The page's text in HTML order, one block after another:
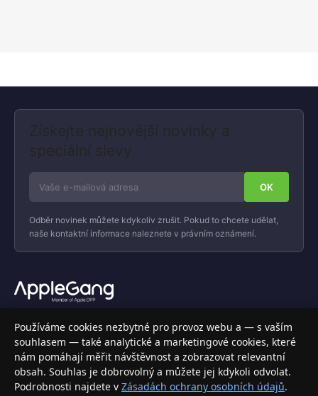
Získejte nejnovější novinky a
speciální slevy
Odběr novinek můžete kdykoliv zrušit. Pokud to chcete udělat,
naše kontaktní informace naleznete v právním oznámení.
Váš specializovaný obchod s Apple produkty, příslušenstvím a
elektronikou. Nakupujte bezpečně a s jistotou.
INFORMACE
Doprava a doručení
Používáme cookies nezbytné pro provoz webu a — s vaším
souhlasem — také analytické a marketingové cookies, které
nám pomáhají měřit návštěvnost a zobrazovat relevantní
obsah. Souhlas je dobrovolný a můžete jej kdykoli odvolat.
Podrobnosti najdete v Zásadách ochrany osobních údajů.